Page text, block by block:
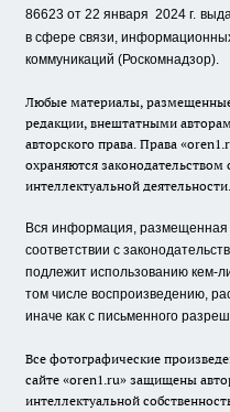
86623 от 22 января 2024 г.
в сфере связи,
коммуникаций (Роскомнадзор).
Любые материалы,
редакции, внештатными
авторского права. Права
охраняются законодательством
интеллектуальной деятельности.
Вся информация, размещенная
соответствии с
подлежит использованию кем-
том числе воспроизведению,
иначе как с письменного
Все фотографические
сайте «oren1.ru» защищены
интеллектуальной